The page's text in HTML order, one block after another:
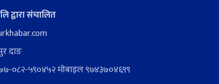
द्वारा संचालित
दाङ
०८२-५९०४५२ माेबाइल ९७४३७०४६९९